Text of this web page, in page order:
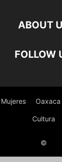
ABOUT
FOLLOW
Mujeres Oaxaca
Cultura
©